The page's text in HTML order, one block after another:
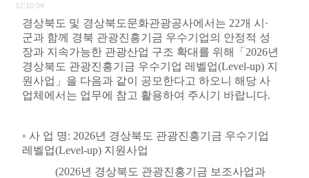
12:10:04
경상북도 및 경상북도문화관광공사에서는 22개 시 ·
군과 함께 경북 관광진흥기금 우수기업의 안정적 성
장과 지속가능한 관광산업 구조 확대를 위해
「 2026년
경상북도 관광진흥기금 우수기업 레벨업(Level-up) 지
원사업 」 을 다음과 같이 공모한다고 하오니 해당 사
업체에서는 업무에 참고 활용하여 주시기 바랍니다.
◦ 사 업 명: 2026년 경상북도 관광진흥기금 우수기업
레벨업(Level-up)지원사업
(2026년 경상북도 관광진흥기금 보조사업과